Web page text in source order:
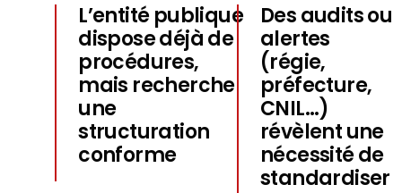
L’entité publique
dispose déjà de
procédures,
mais recherche
une
structuration
conforme
Des audits ou
alertes
(régie,
préfecture,
CNIL…)
révèlent une
nécessité de
standardiser